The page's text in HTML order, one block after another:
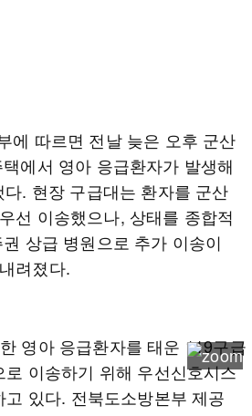
에 따르면 전날 늦은 오후 군산
에서 영아 응급환자가 발생해
. 현장 구급대는 환자를 군산
선 이송했으나, 상태를 종합적
상급 병원으로 추가 이송이
려졌다.